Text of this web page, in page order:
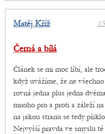
Matěj Kříž
Černá a bílá
Článek se mi moc líbí, ale
když uvážíme, že ne
rovná jedna plus jedna
mnoho pro a proti a záleží
na jakou stranu se tedy
Nejvyšší pravda ve smyslu